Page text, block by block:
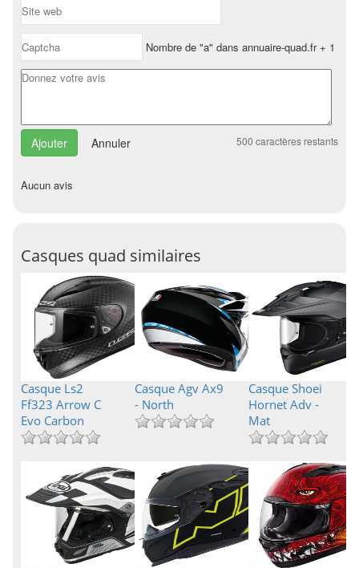
Nombre de "a" dans annuaire-quad.fr + 1
Annuler 500 caractères restants
Aucun avis
Casques quad similaires
Casque Ls2
Ff323 Arrow C
Evo Carbon
Casque Agv Ax9
- North
Casque Shoei
Hornet Adv -
Mat